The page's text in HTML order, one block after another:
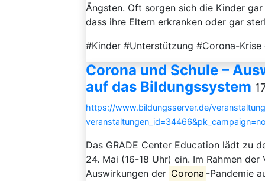
Ängsten. Oft sorgen sich die Kinder
dass ihre Eltern erkranken oder gar
#Kinder #Unterstützung #Corona-
Corona und Schule –
auf das Bildungssystem
https://www.bildungsserver.de/
Das GRADE Center Education lädt zu
24. Mai (16-18 Uhr) ein. Im Rahmen der
Auswirkungen der Corona -Pandemie